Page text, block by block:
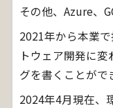
その他、Azure、
2021年から本業
トウェア開発に
グを書くことがで
2024年4月現在、